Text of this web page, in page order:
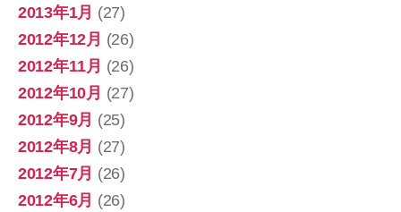
2013年1月 (27)
2012年12月 (26)
2012年11月 (26)
2012年10月 (27)
2012年9月 (25)
2012年8月 (27)
2012年7月 (26)
2012年6月 (26)